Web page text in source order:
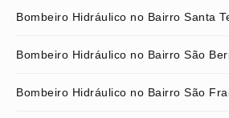
Bombeiro Hidráulico no Bairro Santa
Bombeiro Hidráulico no Bairro São
Bombeiro Hidráulico no Bairro São